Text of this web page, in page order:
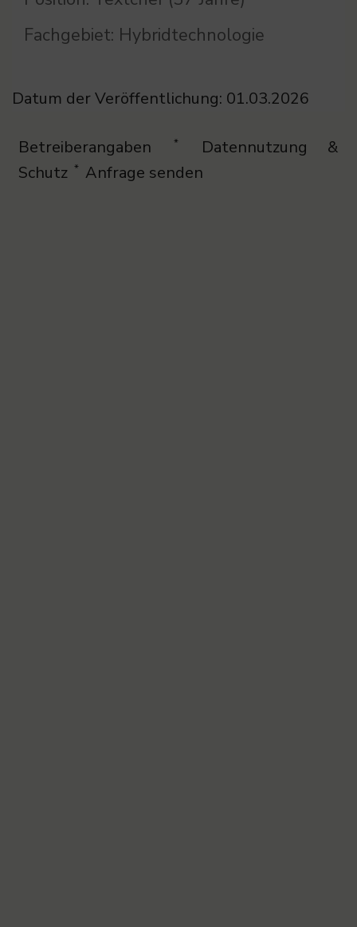
Fachgebiet: Hybridtechnologie
Datum der Veröffentlichung: 01.03.2026
Betreiberangaben *
Datennutzung &
Schutz * Anfrage senden